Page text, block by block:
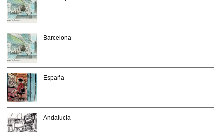
Barcelona
España
Andalucia